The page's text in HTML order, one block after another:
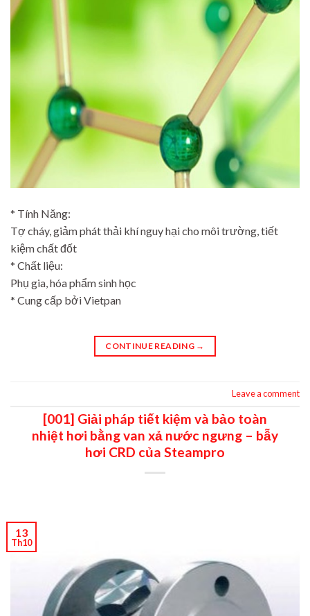
* Tính Năng:
Tợ cháy, giảm phát thải khí nguy hại cho môi trường, tiết
kiệm chất đốt
* Chất liệu:
Phụ gia, hóa phẩm sinh học
* Cung cấp bởi Vietpan
CONTINUE READING →
Leave a comment
[001] Giải pháp tiết kiệm và bảo toàn
nhiệt hơi bằng van xả nước ngưng – bẫy
hơi CRD của Steampro
13
Th10